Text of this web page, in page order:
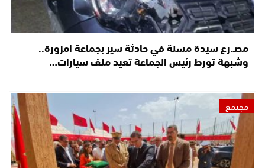
مصـ.رع سيدة مسنة في حادثة سير بجماعة امزورة..
وشبهة تورط رئيس الجماعة تعيد ملف سيارات…
مجتمع